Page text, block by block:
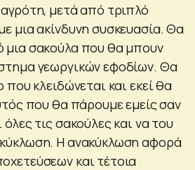
μετά από τριπλό
μια ακίνδυνη συσκευασία. Θα
μια σακούλα που θα μπουν
γεωργικών εφοδίων. Θα
που κλειδώνεται και εκεί θα
που θα πάρουμε εμείς σαν
τις σακούλες και να του
Η ανακύκλωση αφορά
και τέτοια